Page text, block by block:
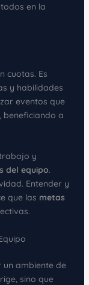
en la
cuotas. Es
y habilidades
eventos que
beneficiando a
y
del equipo.
Entender y
que las metas
un ambiente de
sino que